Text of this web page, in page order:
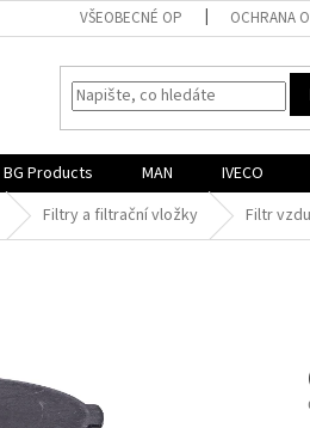
VŠEOBECNÉ OP OCHRANA
BG Products MAN IVECO
Filtry a filtrační vložky Filtr